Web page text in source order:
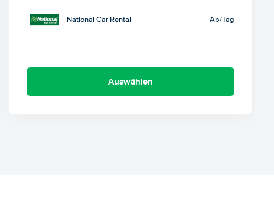
National Car Rental Ab/Tag
Auswählen